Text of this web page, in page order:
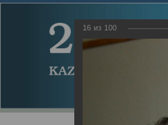
16 из 100